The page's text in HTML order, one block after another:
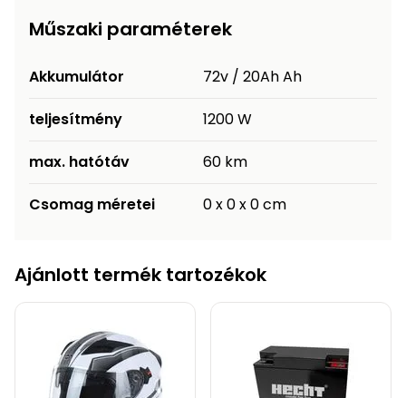
Műszaki paraméterek
Akkumulátor 72v / 20Ah Ah
teljesítmény 1200 W
max. hatótáv 60 km
Csomag méretei 0 x 0 x 0 cm
Ajánlott termék tartozékok